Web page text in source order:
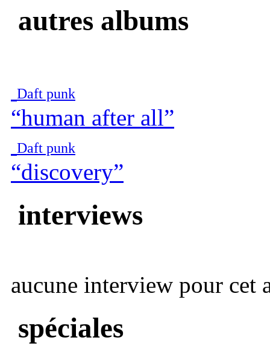
autres albums
Daft punk
“human after all”
Daft punk
“discovery”
interviews
aucune interview pour cet
spéciales